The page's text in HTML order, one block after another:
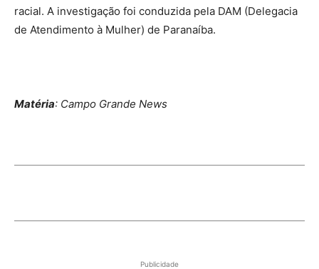
racial. A investigação foi conduzida pela DAM (Delegacia
de Atendimento à Mulher) de Paranaíba.
Matéria: Campo Grande News
Publicidade